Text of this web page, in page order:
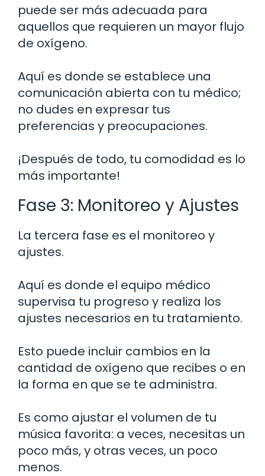
puede ser más adecuada para
aquellos que requieren un mayor flujo
de oxígeno.
Aquí es donde se establece una
comunicación abierta con tu médico;
no dudes en expresar tus
preferencias y preocupaciones.
¡Después de todo, tu comodidad es lo
más importante!
Fase 3: Monitoreo y Ajustes
La tercera fase es el monitoreo y
ajustes.
Aquí es donde el equipo médico
supervisa tu progreso y realiza los
ajustes necesarios en tu tratamiento.
Esto puede incluir cambios en la
cantidad de oxígeno que recibes o en
la forma en que se te administra.
Es como ajustar el volumen de tu
música favorita: a veces, necesitas un
poco más, y otras veces, un poco
menos.